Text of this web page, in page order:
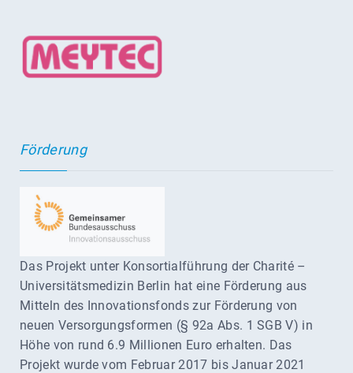
Förderung
Das Projekt unter Konsortialführung der Charité –
Universitätsmedizin Berlin hat eine Förderung aus
Mitteln des Innovationsfonds zur Förderung von
neuen Versorgungsformen (§ 92a Abs. 1 SGB V) in
Höhe von rund 6.9 Millionen Euro erhalten. Das
Projekt wurde vom Februar 2017 bis Januar 2021